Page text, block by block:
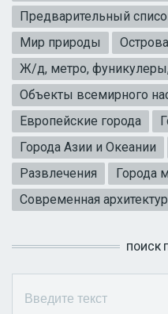
Предварительный
Мир природы
Острова
Ж/д, метро, фуникулеры,
Объекты всемирного
Европейские города
Города Азии и Океании
Развлечения
Города
Современная
ПОИСК